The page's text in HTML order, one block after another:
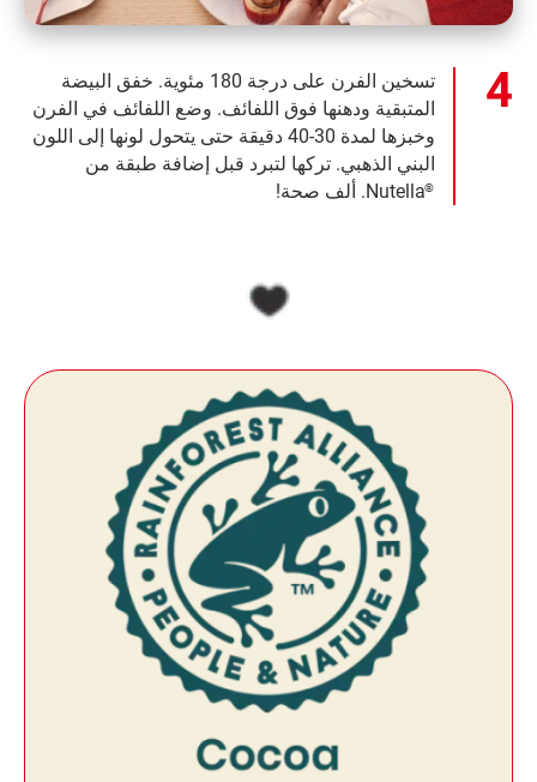
تسخين الفرن على درجة 180 مئوية. خفق البيضة
المتبقية ودهنها فوق اللفائف. وضع اللفائف في الفرن
وخبزها لمدة 30-40 دقيقة حتى يتحول لونها إلى اللون
البني الذهبي. تركها لتبرد قبل إضافة طبقة من
®Nutella. ألف صحة!